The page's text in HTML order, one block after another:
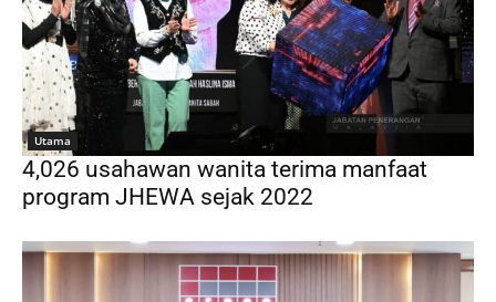
Utama
4,026 usahawan wanita terima manfaat
program JHEWA sejak 2022